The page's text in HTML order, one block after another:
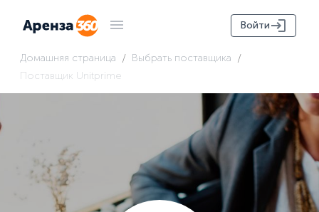
Войти
Домашняя страница / Выбрать поставщика /
Поставщик Unitprime